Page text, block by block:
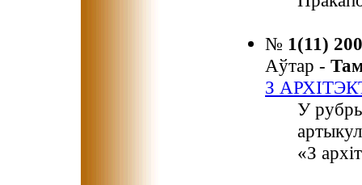
№ 1(11)
Аўтар -
З
У
«З